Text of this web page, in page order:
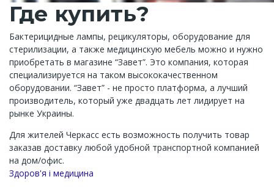
Где купить?
Бактерицидные лампы, рецикуляторы, оборудование для
стерилизации, а также медицинскую мебель можно и нужно
приобретать в магазине “Завет”. Это компания, которая
специализируется на таком высококачественном
оборудовании. “Завет” - не просто платформа, а лучший
производитель, который уже двадцать лет лидирует на
рынке Украины.
Для жителей Черкасс есть возможность получить товар
заказав доставку любой удобной транспортной компанией
на дом/офис.
Channel
Здоров'я і медицина